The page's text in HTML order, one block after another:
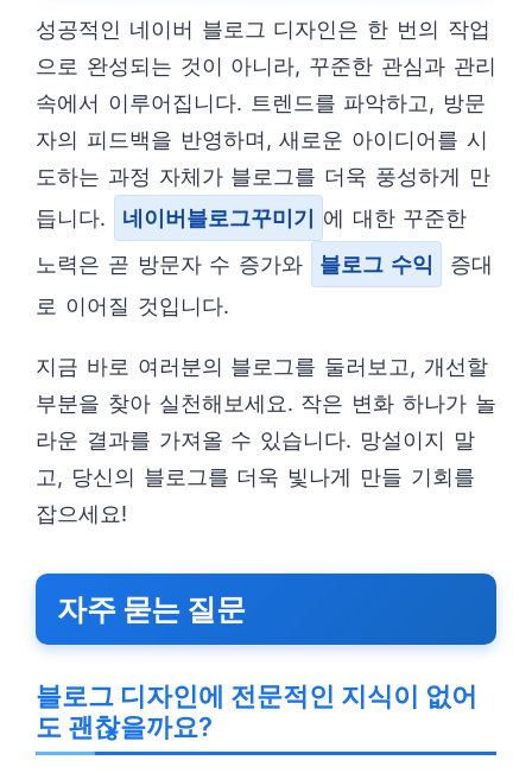
성공적인 네이버 블로그 디자인은 한 번의 작업
으로 완성되는 것이 아니라, 꾸준한 관심과 관리
속에서 이루어집니다. 트렌드를 파악하고, 방문
자의 피드백을 반영하며, 새로운 아이디어를 시
도하는 과정 자체가 블로그를 더욱 풍성하게 만
듭니다.
네이버블로그꾸미기 에 대한 꾸준한
노력은 곧 방문자 수 증가와
블로그 수익
증대
로 이어질 것입니다.
지금 바로 여러분의 블로그를 둘러보고, 개선할
부분을 찾아 실천해보세요. 작은 변화 하나가 놀
라운 결과를 가져올 수 있습니다. 망설이지 말
고, 당신의 블로그를 더욱 빛나게 만들 기회를
잡으세요!
자주 묻는 질문
블로그 디자인에 전문적인 지식이 없어
도 괜찮을까요?